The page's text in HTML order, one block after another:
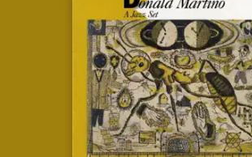
Install Apple Music